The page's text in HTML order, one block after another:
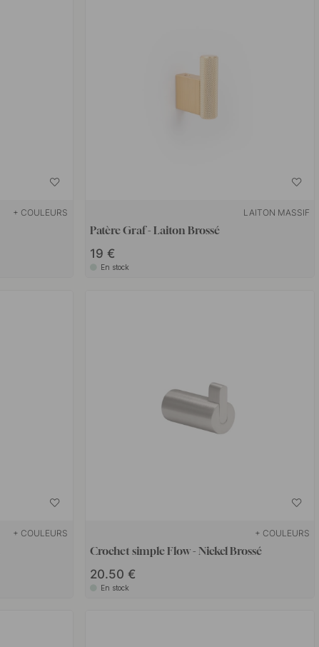
+ COULEURS LAITON MASSIF
Patère Graf - Laiton Brossé
19 €
En stock
+ COULEURS + COULEURS
Crochet simple Flow - Nickel Brossé
20.50 €
En stock